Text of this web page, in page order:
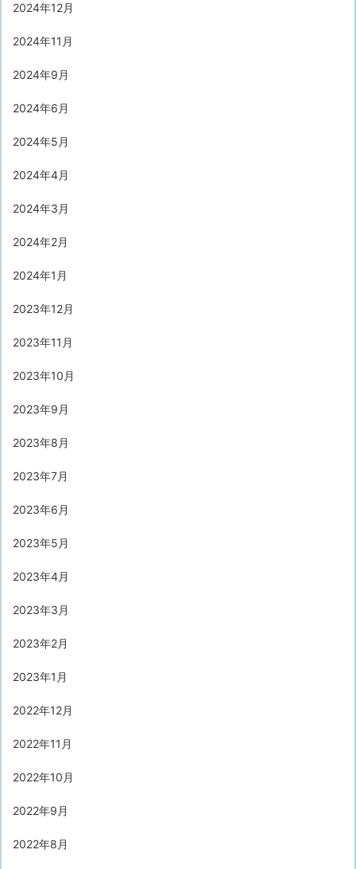
2024年12月
2024年11月
2024年9月
2024年6月
2024年5月
2024年4月
2024年3月
2024年2月
2024年1月
2023年12月
2023年11月
2023年10月
2023年9月
2023年8月
2023年7月
2023年6月
2023年5月
2023年4月
2023年3月
2023年2月
2023年1月
2022年12月
2022年11月
2022年10月
2022年9月
2022年8月